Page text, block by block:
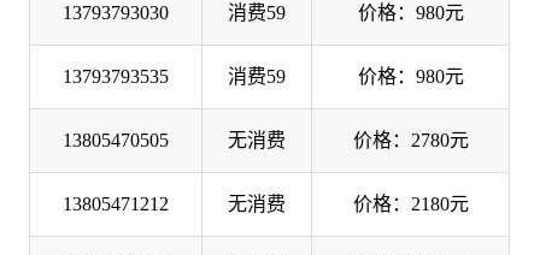
13793793030 消费59 价格：980元
13793793535 消费59 价格：980元
13805470505 无消费 价格：2780元
13805471212 无消费 价格：2180元